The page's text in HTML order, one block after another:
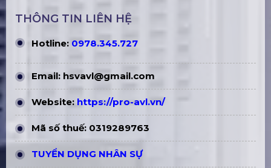
THÔNG TIN LIÊN HỆ
Hotline: 0978.345.727
Email: hsvavl@gmail.com
Website: https://pro-avl.vn/
Mã số thuế: 0319289763
TUYỂN DỤNG NHÂN SỰ